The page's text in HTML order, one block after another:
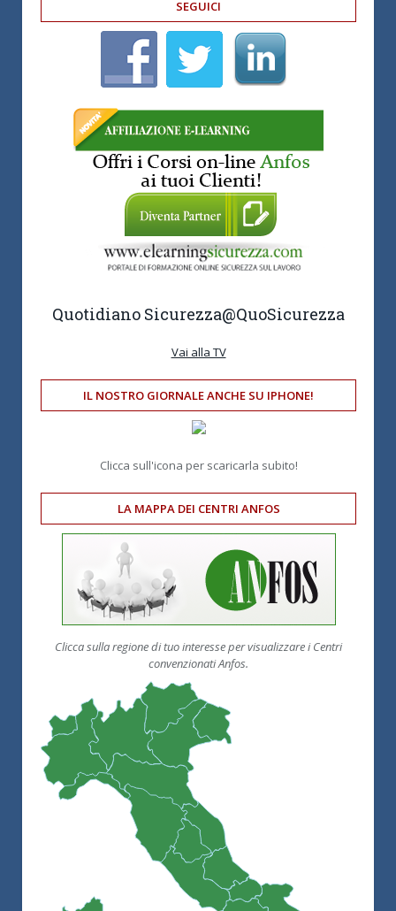
SEGUICI
Quotidiano Sicurezza@QuoSicurezza
Vai alla TV
IL NOSTRO GIORNALE ANCHE SU IPHONE!
Clicca sull'icona per scaricarla subito!
LA MAPPA DEI CENTRI ANFOS
Clicca sulla regione di tuo interesse per visualizzare i Centri
convenzionati Anfos.